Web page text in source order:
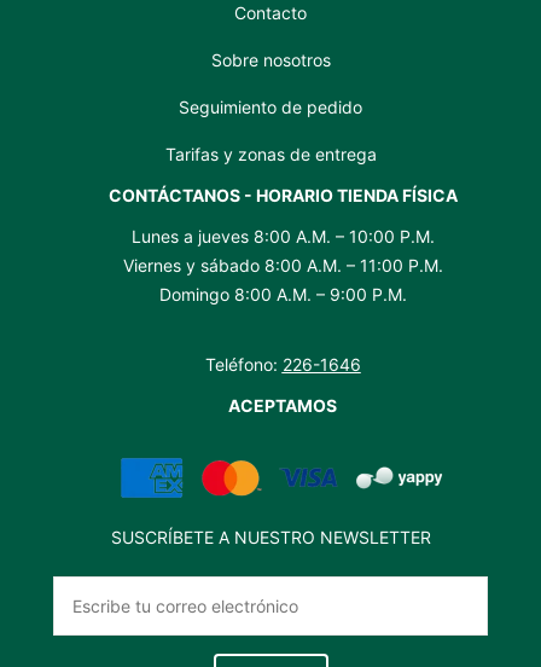
Contacto
Sobre nosotros
Seguimiento de pedido
Tarifas y zonas de entrega
CONTÁCTANOS - HORARIO TIENDA FÍSICA
Lunes a jueves 8:00 A.M. – 10:00 P.M.
Viernes y sábado 8:00 A.M. – 11:00 P.M.
Domingo 8:00 A.M. – 9:00 P.M.
Teléfono: 226-1646
ACEPTAMOS
SUSCRÍBETE A NUESTRO NEWSLETTER